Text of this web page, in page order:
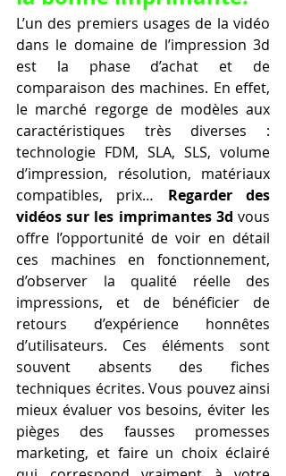
L’un des premiers usages de la vidéo
dans le domaine de l’impression 3d
est la phase d’achat et de
comparaison des machines. En effet,
le marché regorge de modèles aux
caractéristiques très diverses :
technologie FDM, SLA, SLS, volume
d’impression, résolution, matériaux
compatibles, prix… Regarder des
vidéos sur les imprimantes 3d vous
offre l’opportunité de voir en détail
ces machines en fonctionnement,
d’observer la qualité réelle des
impressions, et de bénéficier de
retours d’expérience honnêtes
d’utilisateurs. Ces éléments sont
souvent absents des fiches
techniques écrites. Vous pouvez ainsi
mieux évaluer vos besoins, éviter les
pièges des fausses promesses
marketing, et faire un choix éclairé